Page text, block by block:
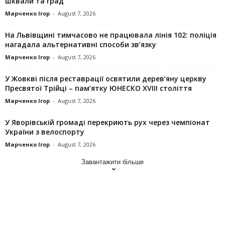
Марченко Ігор - August 7, 2026
На Львівщині тимчасово не працювала лінія 102: поліція
нагадала альтернативні способи зв’язку
Марченко Ігор - August 7, 2026
У Жовкві після реставрації освятили дерев’яну церкву
Пресвятої Трійці – пам’ятку ЮНЕСКО XVIII століття
Марченко Ігор - August 7, 2026
У Яворівській громаді перекриють рух через чемпіонат
України з велоспорту
Марченко Ігор - August 7, 2026
Завантажити більше